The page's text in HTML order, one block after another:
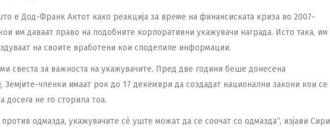
е Дод-Франк Актот како реакција за време на финансиската криза во 2007-
им даваат право на подобните корпоративни укажувачи награда. Исто така, им
на своите вработени кои споделиле информации.
свеста за важноста на укажувачите. Пред две години беше донесена
. Земјите-членки имаат рок до 17 декември да создадат национални закони кои се
досега не го сторила тоа.
одмазда, укажувачите сè уште можат да се соочат со одмазда“, изјави Сири